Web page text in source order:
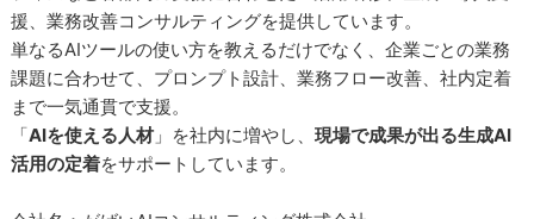
援、業務改善コンサルティングを提供しています。
単なるAIツールの使い方を教えるだけでなく、企業ごとの業務
課題に合わせて、プロンプト設計、業務フロー改善、社内定着
まで一気通貫で支援。
「AIを使える人材」を社内に増やし、現場で成果が出る生成AI
活用の定着をサポートしています。